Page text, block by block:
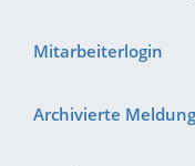
Mitarbeiterlogin
Archivierte